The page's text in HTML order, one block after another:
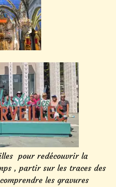
pour redécouvrir la
, partir sur les traces des
les gravures